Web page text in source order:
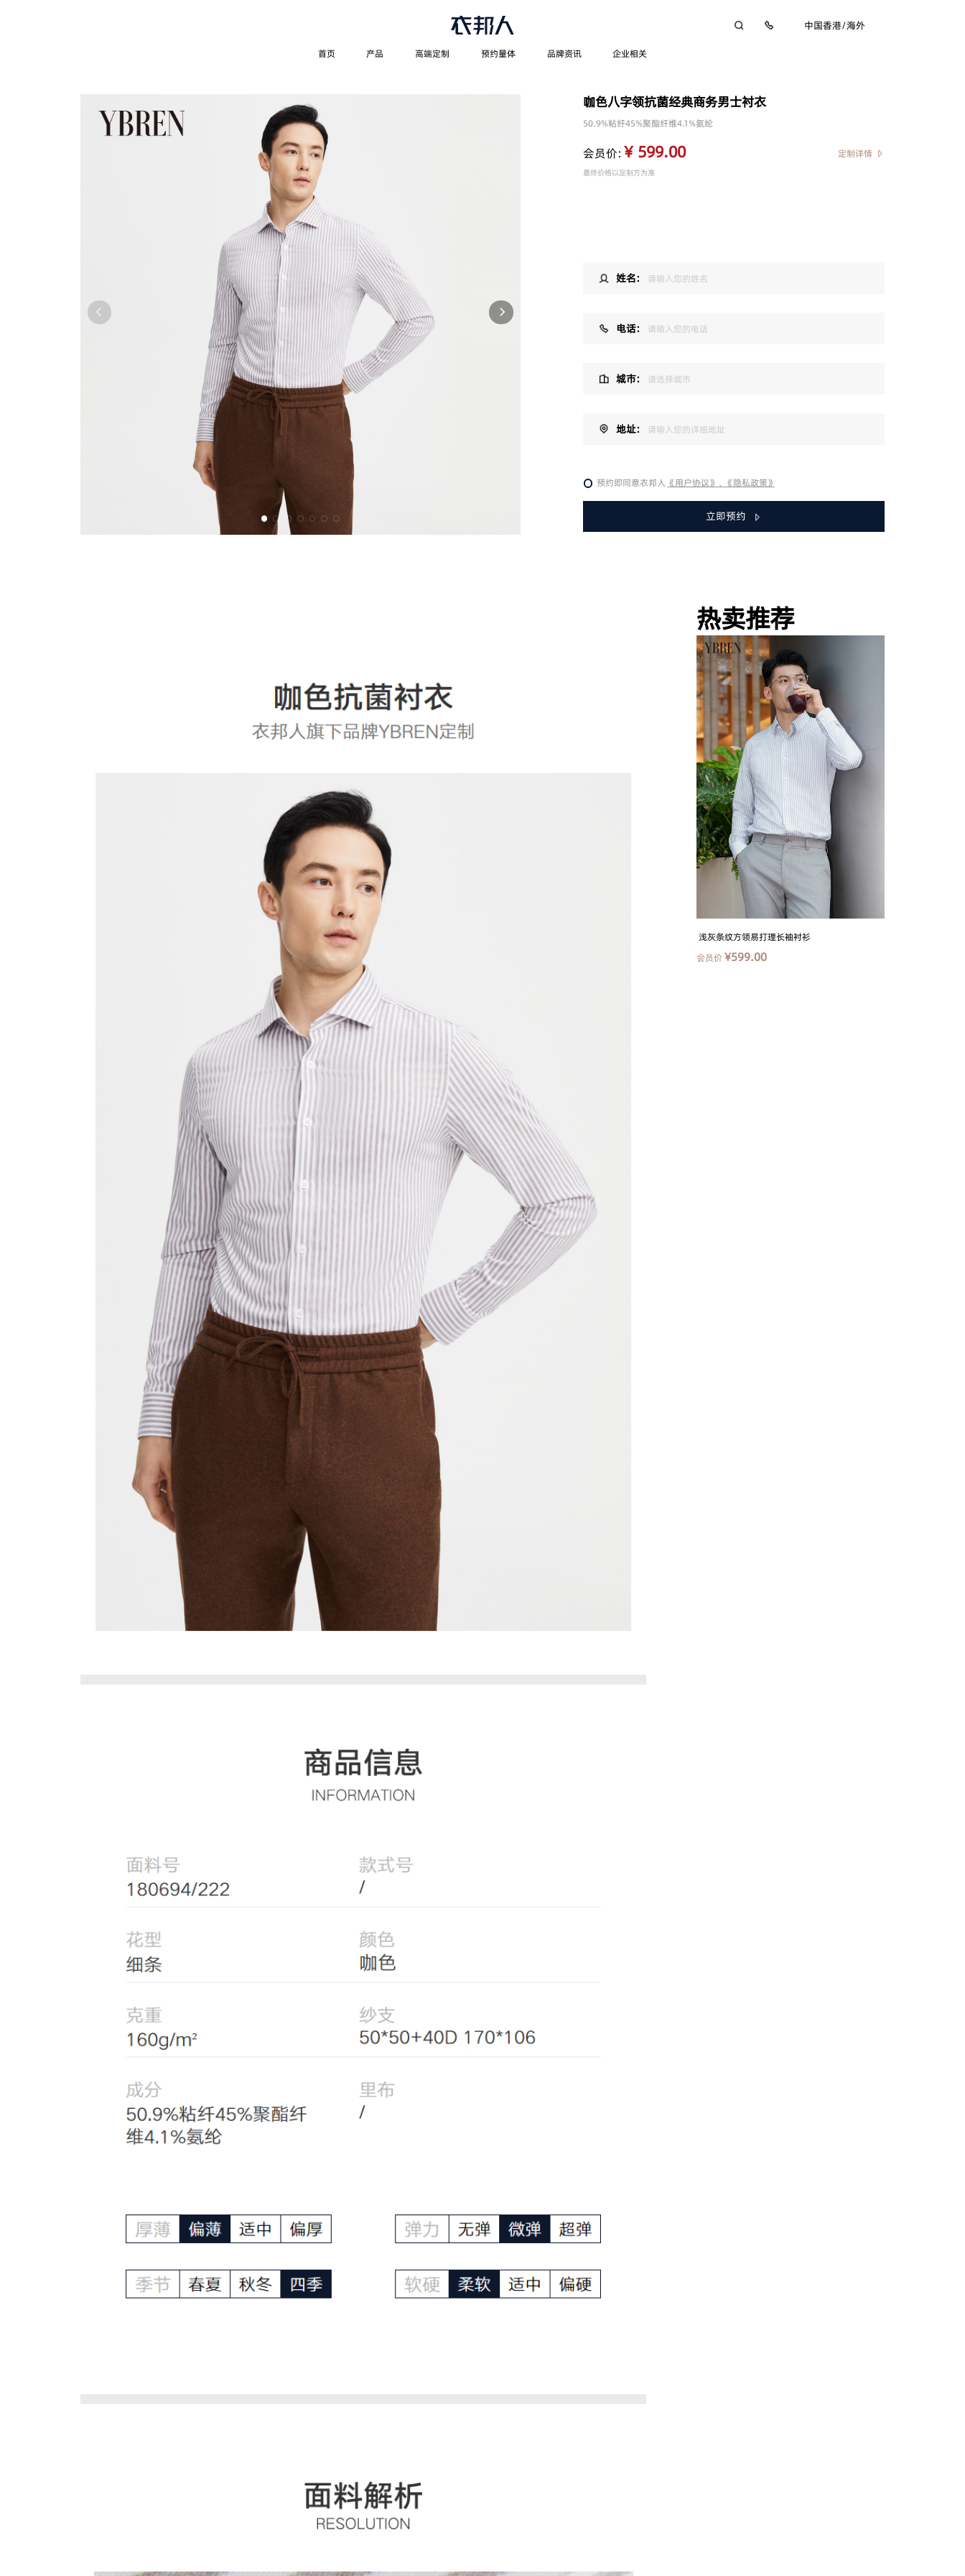
中国香港/海外
首页 产品 高端定制 预约量体 品牌资讯 企业相关
咖色八字领抗菌经典商务男士衬衣
50.9%粘纤45%聚酯纤维4.1%氨纶
会员价： ¥ 599.00 定制详情
最终价格以定制方为准
姓名：
电话：
城市：
地址：
预约即同意衣邦人 《用户协议》 、 《隐私政策》
立即预约
热卖推荐
浅灰条纹方领易打理长袖衬衫
会员价¥599.00